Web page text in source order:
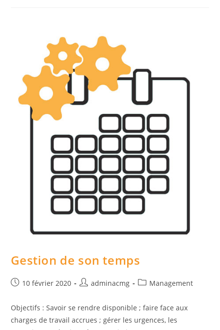
Gestion de son temps
Post10 février 2020
Auteur/autrice
publication :
adminacmg
PostManagement
Objectifs : Savoir se rendre disponible ; faire face aux
charges de travail accrues ; gérer les urgences, les